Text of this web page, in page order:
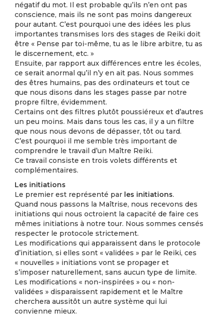
négatif du mot. Il est probable qu’ils n’en ont pas
conscience, mais ils ne sont pas moins dangereux
pour autant. C’est pourquoi une des idées les plus
importantes transmises lors des stages de Reiki doit
être « Pense par toi-même, tu as le libre arbitre, tu as
le discernement, etc. »
Ensuite, par rapport aux différences entre les écoles,
ce serait anormal qu’il n’y en ait pas. Nous sommes
des êtres humains, pas des ordinateurs et tout ce
que nous disons dans les stages passe par notre
propre filtre, évidemment.
Certains ont des filtres plutôt poussiéreux et d’autres
un peu moins. Mais dans tous les cas, il y a un filtre
que nous nous devons de dépasser, tôt ou tard.
C’est pourquoi il me semble très important de
comprendre le travail d’un Maître Reiki.
Ce travail consiste en trois volets différents et
complémentaires.
Les initiations
Le premier est représenté par les initiations.
Quand nous passons la Maîtrise, nous recevons des
initiations qui nous octroient la capacité de faire ces
mêmes initiations à notre tour. Nous sommes censés
respecter le protocole strictement.
Les modifications qui apparaissent dans le protocole
d’initiation, si elles sont « validées » par le Reiki, ces
« nouvelles » initiations vont se propager et
s’imposer naturellement, sans aucun type de limite.
Les modifications « non-inspirées » ou « non-
validées » disparaissent rapidement et le Maître
cherchera aussitôt un autre système qui lui
convienne mieux.